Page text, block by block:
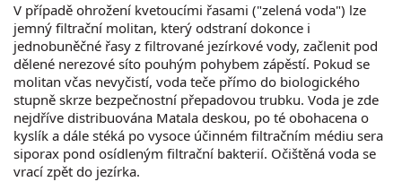
V případě ohrožení kvetoucími řasami ("zelená voda") lze
jemný filtrační molitan, který odstraní dokonce i
jednobuněčné řasy z filtrované jezírkové vody, začlenit pod
dělené nerezové síto pouhým pohybem zápěstí. Pokud se
molitan včas nevyčistí, voda teče přímo do biologického
stupně skrze bezpečnostní přepadovou trubku. Voda je zde
nejdříve distribuována Matala deskou, po té obohacena o
kyslík a dále stéká po vysoce účinném filtračním médiu sera
siporax pond osídleným filtrační bakterií. Očištěná voda se
vrací zpět do jezírka.